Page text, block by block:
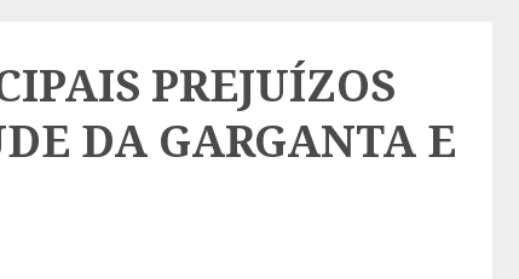
PREJUÍZOS
DA GARGANTA E